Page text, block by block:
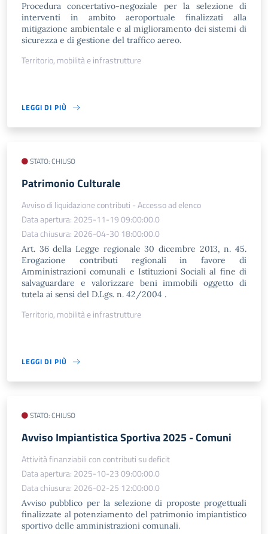
Procedura concertativo-negoziale per la selezione di
interventi in ambito aeroportuale finalizzati alla
mitigazione ambientale e al miglioramento dei sistemi di
sicurezza e di gestione del traffico aereo.
Territorio, mobilità e infrastrutture
LEGGI DI PIÙ
STATO: CHIUSO
Patrimonio Culturale
Avviso di liquidazione contributi - Accesso ad elenco
Data apertura: 2025-11-19 09:00:00.0
Data chiusura: 2026-04-30 18:00:00.0
Art. 36 della Legge regionale 30 dicembre 2013, n. 45.
Erogazione contributi regionali in favore di
Amministrazioni comunali e Istituzioni Sociali al fine di
salvaguardare e valorizzare beni immobili oggetto di
tutela ai sensi del D.Lgs. n. 42/2004 .
Territorio, mobilità e infrastrutture
LEGGI DI PIÙ
STATO: CHIUSO
Avviso Impiantistica Sportiva 2025 - Comuni
Attività finanziabili con contributi su deficit
Data apertura: 2025-10-23 09:00:00.0
Data chiusura: 2026-02-25 12:00:00.0
Avviso pubblico per la selezione di proposte progettuali
finalizzate al potenziamento del patrimonio impiantistico
sportivo delle amministrazioni comunali.